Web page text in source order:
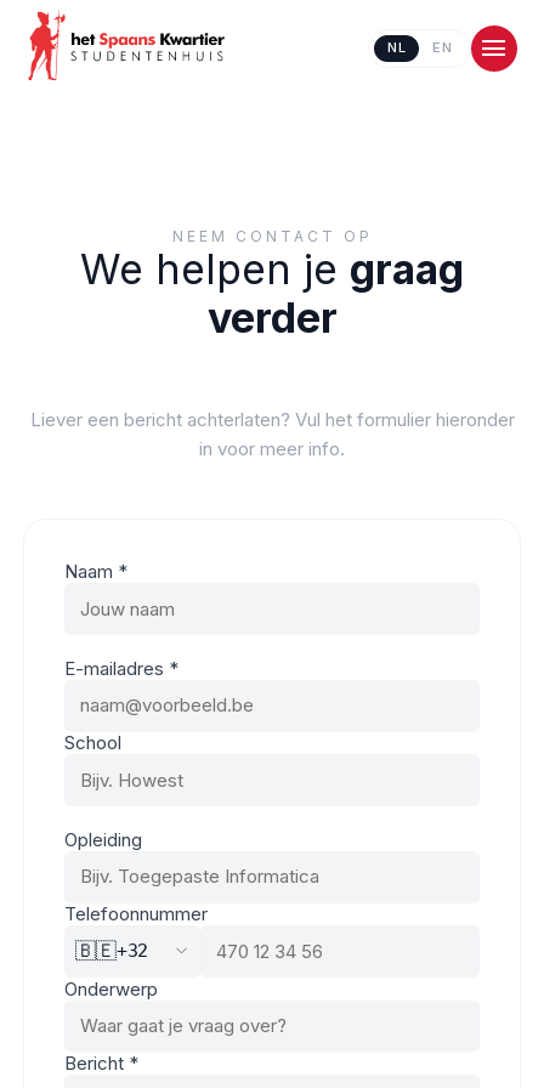
NL EN
NEEM CONTACT OP
We helpen je graag
verder
Liever een bericht achterlaten? Vul het formulier hieronder
in voor meer info.
Naam *
E-mailadres *
School
Opleiding
Telefoonnummer
🇧🇪+32
Onderwerp
Bericht *